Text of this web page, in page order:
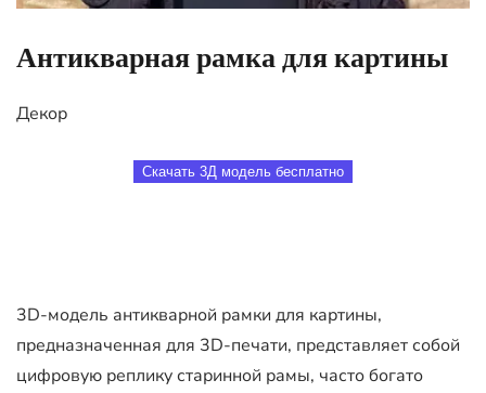
Антикварная рамка для картины
Декор
Скачать 3Д модель бесплатно
3D-модель антикварной рамки для картины,
предназначенная для 3D-печати, представляет собой
цифровую реплику старинной рамы, часто богато